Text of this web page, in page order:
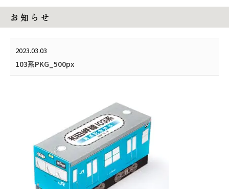
お 知 ら せ
2023.03.03
103系PKG_500px